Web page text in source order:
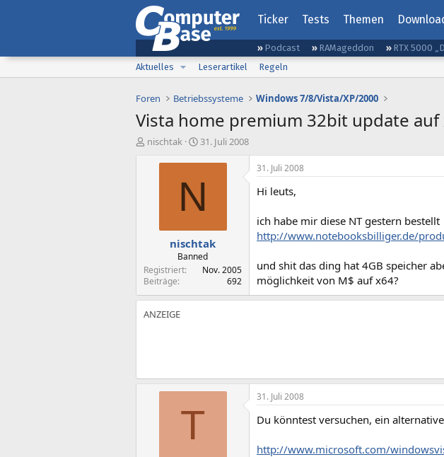
Ticker Tests Themen
Podcast RAMageddon RTX 5000
Aktuelles
Leserartikel Regeln
Foren Betriebssysteme Windows 7/8/Vista/XP/2000
Vista home premium 32bit update auf
E
nischtak
E
s
l
t
a
m
31. Juli 2008
N
nischtak
Banned
Registriert
Nov. 2005
Beiträge
692
31. Juli 2008
Hi leuts,
ich habe mir diese NT gestern bestellt
http://www.notebooksbilliger.de/
und shit das ding hat 4GB speicher
möglichkeit von M$ auf x64?
T
31. Juli 2008
Du könntest versuchen, ein
http://www.microsoft.com/